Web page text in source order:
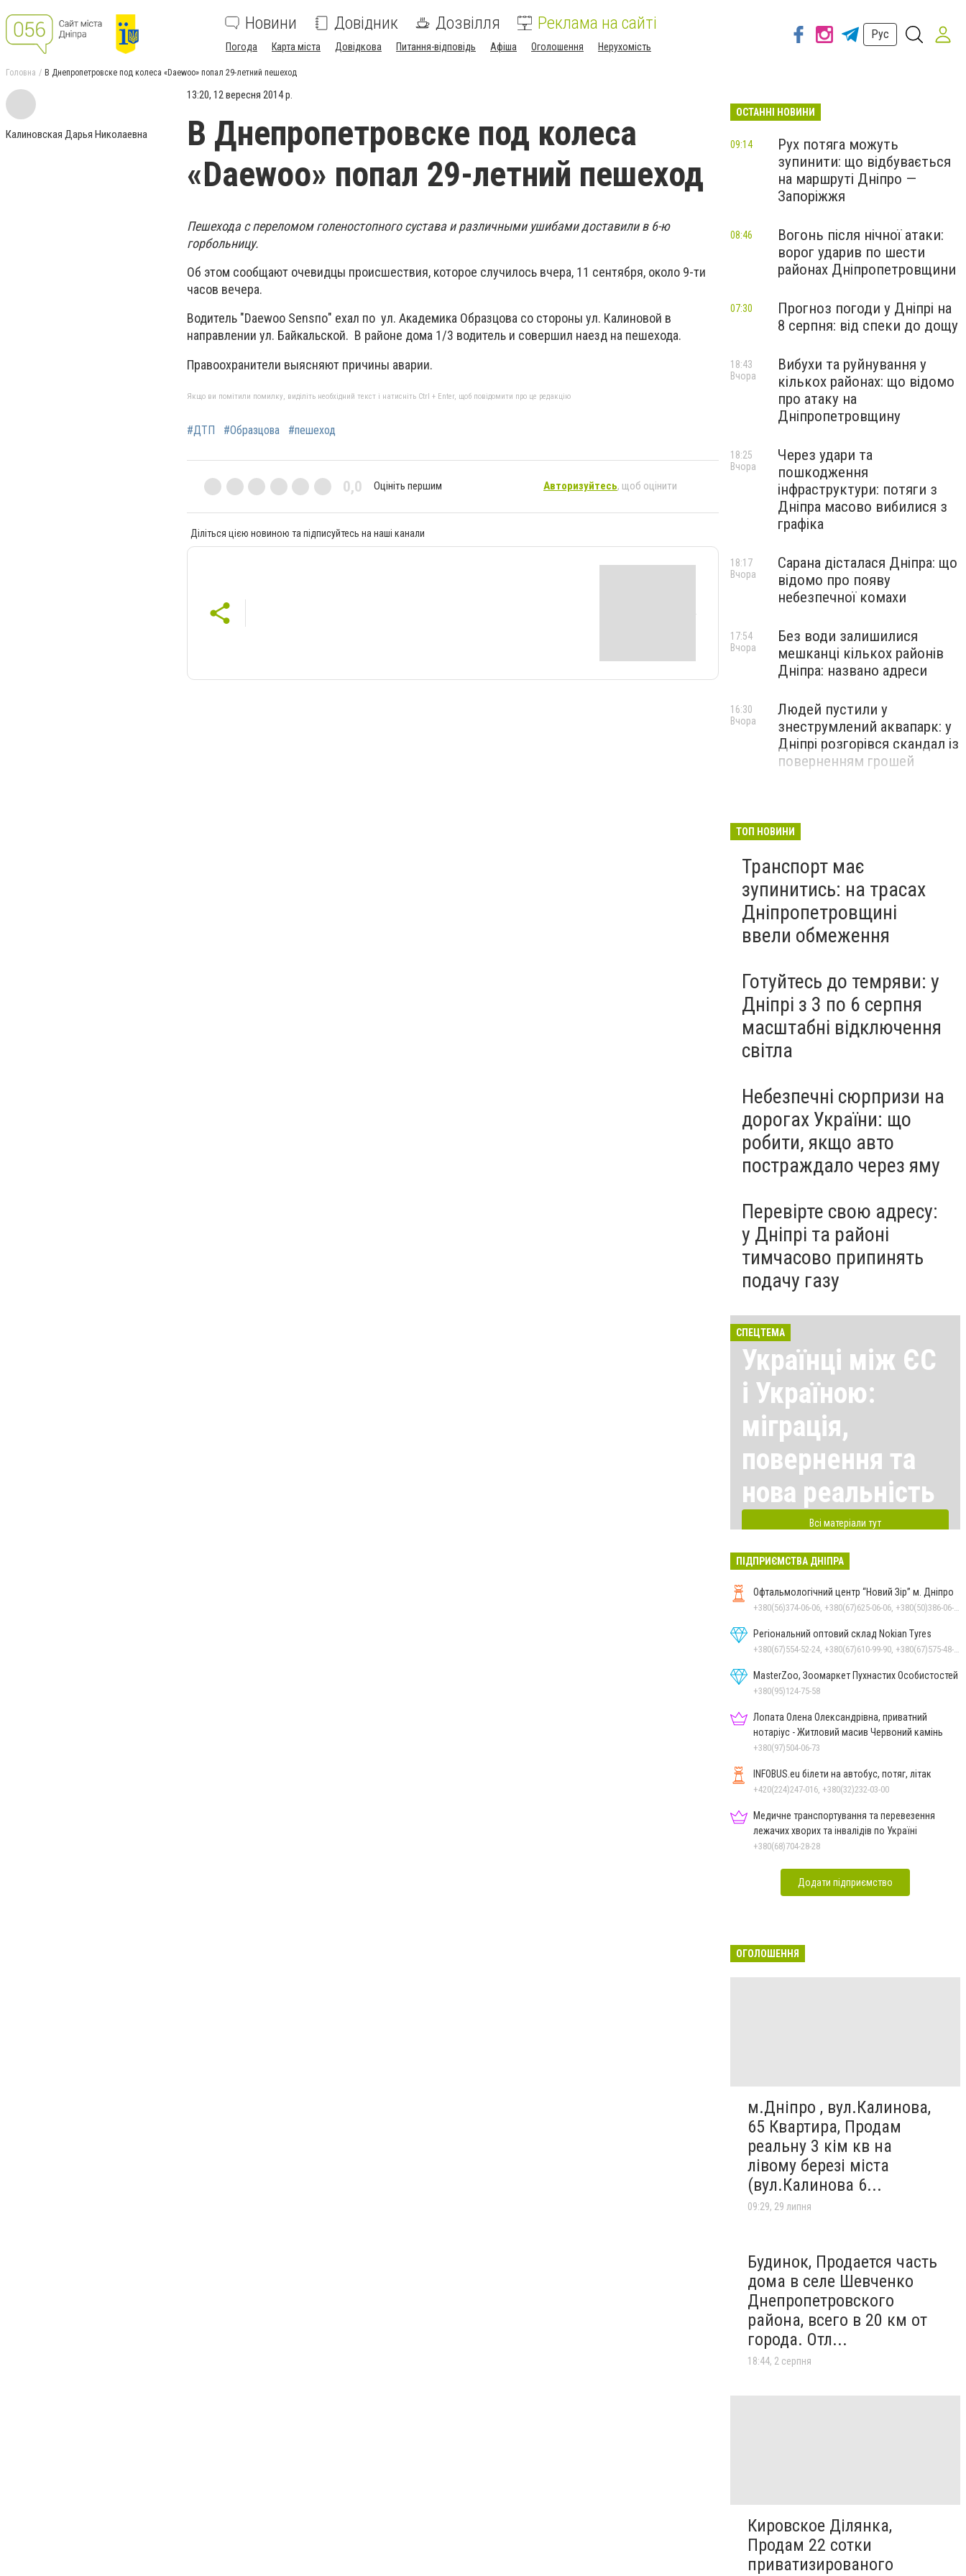
Новини Довідник Дозвілля Реклама на сайті
Погода Карта міста Довідкова Питання-відповідь Афіша Оголошення Нерухомість
Рус
Головна В Днепропетровске под колеса «Daewoo» попал 29-летний пешеход
Калиновская Дарья Николаевна
13:20, 12 вересня 2014 р.
В Днепропетровске под колеса
«Daewoo» попал 29-летний пешеход
Пешехода с переломом голеностопного сустава и различными ушибами доставили в 6-ю
горбольницу.
Об этом сообщают очевидцы происшествия, которое случилось вчера, 11 сентября, около 9-ти
часов вечера.
Водитель "Daewoo Sensпо" ехал по ул. Академика Образцова со стороны ул. Калиновой в
направлении ул. Байкальской. В районе дома 1/3 водитель и совершил наезд на пешехода.
Правоохранители выясняют причины аварии.
Якщо ви помітили помилку, виділіть необхідний текст і натисніть Ctrl + Enter, щоб повідомити про це редакцію
#ДТП #Образцова #пешеход
0,0 Оцініть першим Авторизуйтесь, щоб оцінити
Діліться цією новиною та підписуйтесь на наші канали
ОСТАННІ НОВИНИ
Рух потяга можуть
зупинити: що відбувається
на маршруті Дніпро —
Запоріжжя
09:14
Вогонь після нічної атаки:
ворог ударив по шести
районах Дніпропетровщини
08:46
Прогноз погоди у Дніпрі на
8 серпня: від спеки до дощу
07:30
Вибухи та руйнування у
кількох районах: що відомо
про атаку на
Дніпропетровщину
18:43
Вчора
Через удари та
пошкодження
інфраструктури: потяги з
Дніпра масово вибилися з
графіка
18:25
Вчора
Сарана дісталася Дніпра: що
відомо про появу
небезпечної комахи
18:17
Вчора
Без води залишилися
мешканці кількох районів
Дніпра: названо адреси
17:54
Вчора
Людей пустили у
знеструмлений аквапарк: у
Дніпрі розгорівся скандал із
поверненням грошей
16:30
Вчора
ТОП НОВИНИ
Транспорт має
зупинитись: на трасах
Дніпропетровщині
ввели обмеження
Готуйтесь до темряви: у
Дніпрі з 3 по 6 серпня
масштабні відключення
світла
Небезпечні сюрпризи на
дорогах України: що
робити, якщо авто
постраждало через яму
Перевірте свою адресу:
у Дніпрі та районі
тимчасово припинять
подачу газу
СПЕЦТЕМА
Українці між ЄС
і Україною:
міграція,
повернення та
нова реальність
Всі матеріали тут
ПІДПРИЄМСТВА ДНІПРА
Офтальмологічний центр “Новий Зір” м. Дніпро
Регіональний оптовий склад Nokian Tyres
MasterZoo, Зоомаркет Пухнастих Особистостей
+380(95)124-75-58
Лопата Олена Олександрівна, приватний
нотаріус - Житловий масив Червоний камінь
+380(97)504-06-73
INFOBUS.eu білети на автобус, потяг, літак
+420(224)247-016, +380(32)232-03-00
Медичне транспортування та перевезення
лежачих хворих та інвалідів по Україні
+380(68)704-28-28
Додати підприємство
ОГОЛОШЕННЯ
м.Дніпро , вул.Калинова,
65 Квартира, Продам
реальну 3 кім кв на
лівому березі міста
(вул.Калинова 6...
09:29, 29 липня
Будинок, Продается часть
дома в селе Шевченко
Днепропетровского
района, всего в 20 км от
города. Отл...
18:44, 2 серпня
Кировское Ділянка,
Продам 22 сотки
приватизированого